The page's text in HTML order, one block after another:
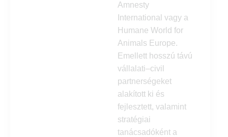
Amnesty
International vagy a
Humane World for
Animals Europe.
Emellett hosszú távú
vállalati–civil
partnerségeket
alakított ki és
fejlesztett, valamint
stratégiai
tanácsadóként a